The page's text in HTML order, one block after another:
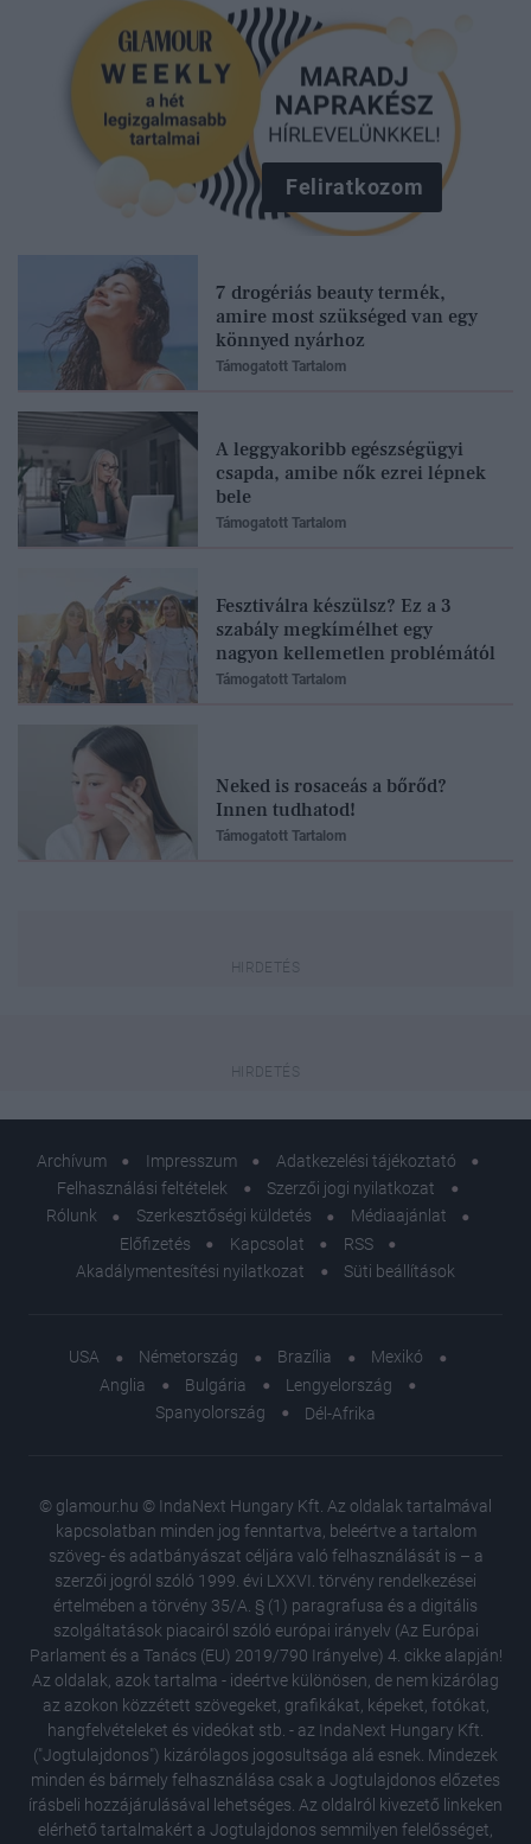
Feliratkozom
7 drogériás beauty termék,
amire most szükséged van egy
könnyed nyárhoz
Támogatott Tartalom
A leggyakoribb egészségügyi
csapda, amibe nők ezrei lépnek
bele
Támogatott Tartalom
Fesztiválra készülsz? Ez a 3
szabály megkímélhet egy
nagyon kellemetlen problémától
Támogatott Tartalom
Neked is rosaceás a bőrőd?
Innen tudhatod!
Támogatott Tartalom
Archívum Impresszum
Adatkezelési tájékoztató
Felhasználási feltételek
Szerzői jogi nyilatkozat
Rólunk
Szerkesztőségi küldetés
Médiaajánlat
Előfizetés
Kapcsolat
RSS
Akadálymentesítési nyilatkozat
Süti beállítások
USA Németország Brazília
Mexikó
Anglia
Bulgária
Lengyelország
Spanyolország
Dél-Afrika
© glamour.hu © IndaNext Hungary Kft. Az oldalak tartalmával
kapcsolatban minden jog fenntartva, beleértve a tartalom
szöveg- és adatbányászat céljára való felhasználását is – a
szerzői jogról szóló 1999. évi LXXVI. törvény rendelkezései
értelmében a törvény 35/A. § (1) paragrafusa és a digitális
szolgáltatások piacairól szóló európai irányelv (Az Európai
Parlament és a Tanács (EU) 2019/790 Irányelve) 4. cikke alapján!
Az oldalak, azok tartalma - ideértve különösen, de nem kizárólag
az azokon közzétett szövegeket, grafikákat, képeket, fotókat,
hangfelvételeket és videókat stb. - az IndaNext Hungary Kft.
("Jogtulajdonos") kizárólagos jogosultsága alá esnek. Mindezek
minden és bármely felhasználása csak a Jogtulajdonos előzetes
írásbeli hozzájárulásával lehetséges. Az oldalról kivezető linkeken
elérhető tartalmakért a Jogtulajdonos semmilyen felelősséget,